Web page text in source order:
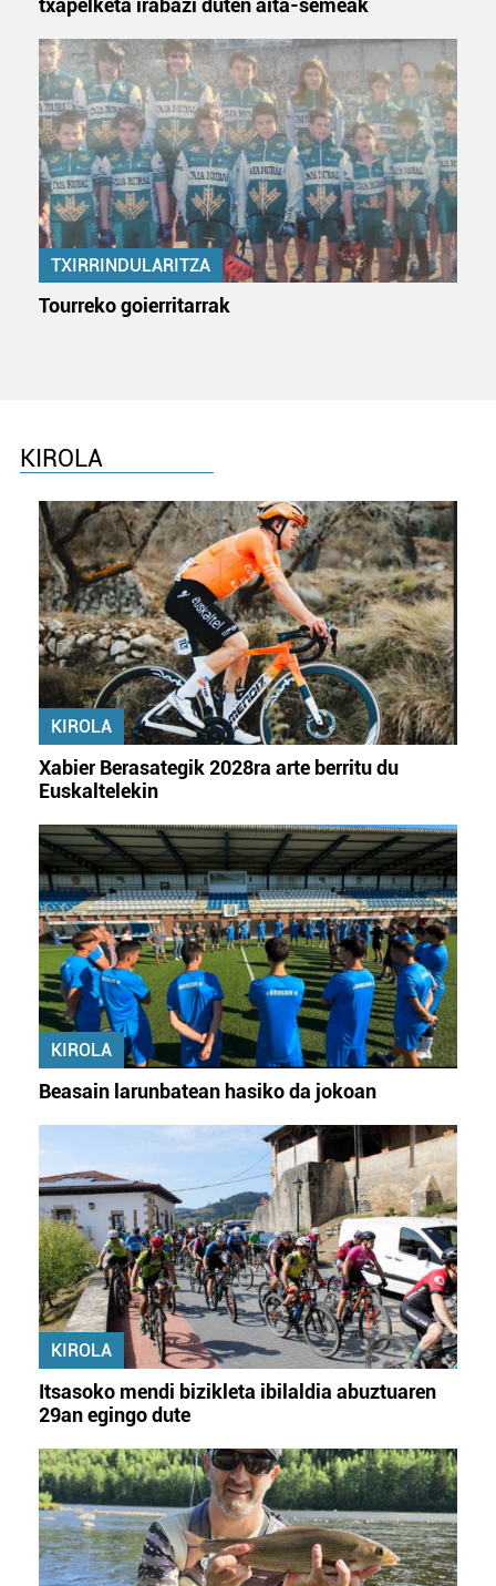
txapelketa irabazi duten aita-semeak
TXIRRINDULARITZA
Tourreko goierritarrak
KIROLA
KIROLA
Xabier Berasategik 2028ra arte berritu du
Euskaltelekin
KIROLA
Beasain larunbatean hasiko da jokoan
KIROLA
Itsasoko mendi bizikleta ibilaldia abuztuaren
29an egingo dute